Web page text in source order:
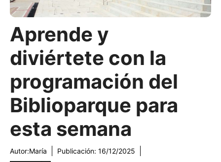
Aprende y
diviértete con la
programación del
Biblioparque para
esta semana
Autor:María Publicación: 16/12/2025